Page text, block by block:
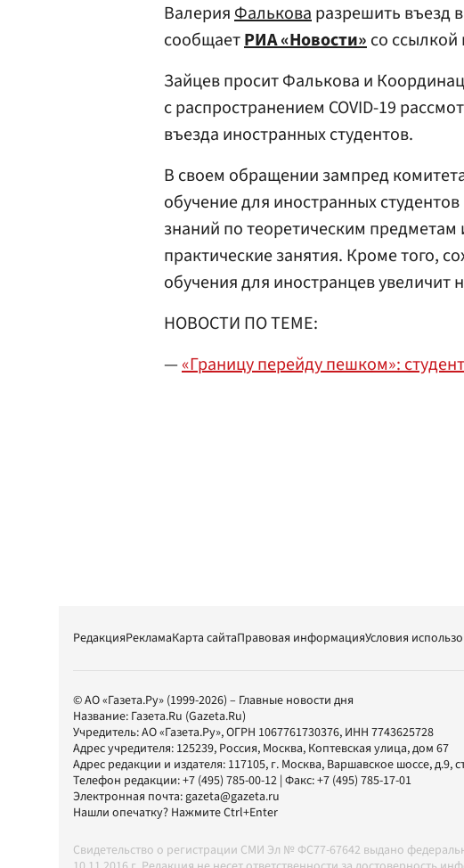
ВалерияФальковаразрешить въезд
сообщаетРИА «Новости»со
Зайцев просит Фалькова и
с распространением COVID-19
въезда иностранных студентов.
В своем обращении зампред
обучение для иностранных
знаний по теоретическим
практические занятия. Кроме того,
обучения для иностранцев увеличит
НОВОСТИ ПО ТЕМЕ:
—«Границу перейду пешком»:
РедакцияРекламаКарта сайтаПравовая информацияУсловия
© АО «Газета.Ру» (1999-2026) – Главные новости дня
Название: Газета.Ru (Gazeta.Ru)
Учредитель:АО «Газета.Ру», ОГРН 1067761730376, ИНН 7743625728
Адрес учредителя: 125239, Россия, Москва, Коптевская улица, дом 67
Адрес редакции и издателя: 117105, г. Москва, Варшавское шоссе, д.9,
Телефон редакции:+7 (495) 785-00-12 | Факс:+7 (495) 785-17-01
Электронная почта:gazeta@gazeta.ru
Нашли опечатку? Нажмите Ctrl+Enter
Свидетельство о регистрации СМИ Эл № ФС77-67642 выдано